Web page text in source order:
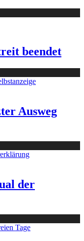
beendet
Ausweg
der